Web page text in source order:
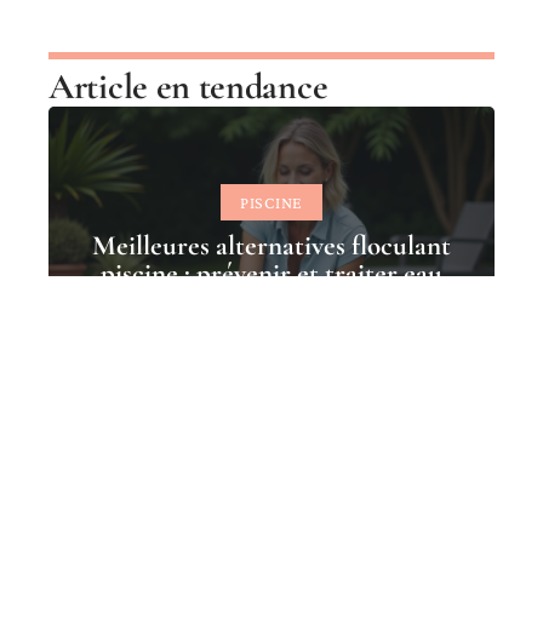
Article en tendance
PISCINE
Meilleures alternatives floculant
piscine : prévenir et traiter eau